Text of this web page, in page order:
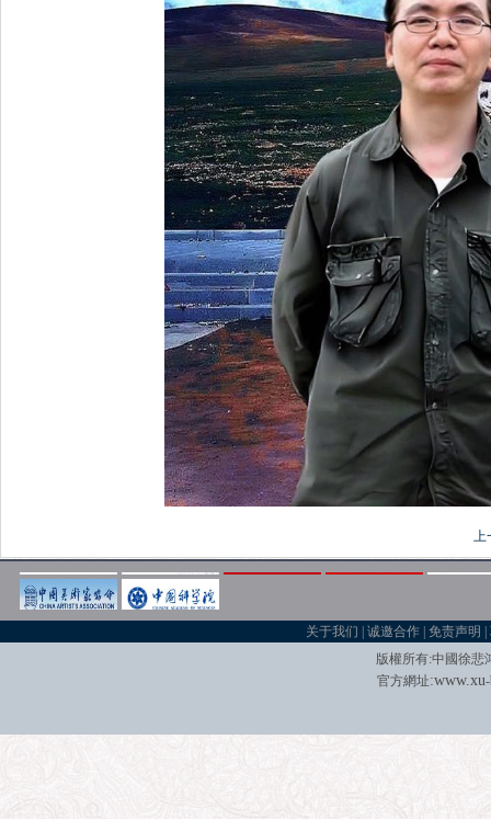
上
关于我们 |诚邀合作 |免责声明 |
版權所有:中國徐悲
官方網址:www.xu